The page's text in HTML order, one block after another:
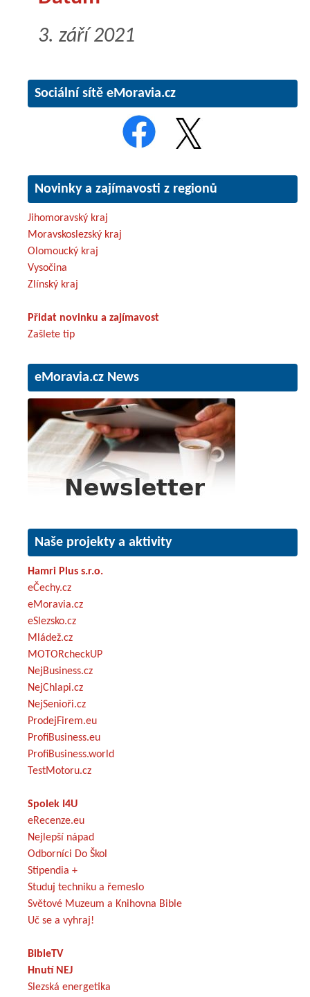
3. září 2021
Sociální sítě eMoravia.cz
Novinky a zajímavosti z regionů
Jihomoravský kraj
Moravskoslezský kraj
Olomoucký kraj
Vysočina
Zlínský kraj
Přidat novinku a zajímavost
Zašlete tip
eMoravia.cz News
Naše projekty a aktivity
Hamri Plus s.r.o.
eČechy.cz
eMoravia.cz
eSlezsko.cz
Mládež.cz
MOTORcheckUP
NejBusiness.cz
NejChlapi.cz
NejSenioři.cz
ProdejFirem.eu
ProfiBusiness.eu
ProfiBusiness.world
TestMotoru.cz
Spolek I4U
eRecenze.eu
Nejlepší nápad
Odborníci Do Škol
Stipendia +
Studuj techniku a řemeslo
Světové Muzeum a Knihovna Bible
Uč se a vyhraj!
BibleTV
Hnutí NEJ
Slezská energetika